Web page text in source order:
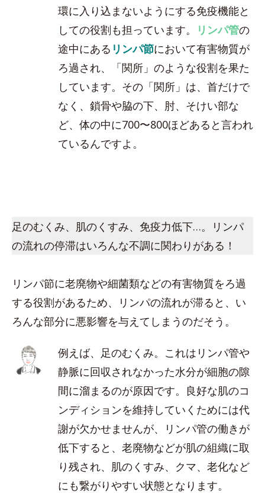
環に入り込まないようにする免疫機能と
しての役割も担っています。
リンパ管の
途中にある リンパ節において有害物質が
ろ過され、「関所」のような役割を果た
しています。その「関所」は、首だけで
なく、鎖骨や脇の下、肘、そけい部な
ど、体の中に700〜800ほどあると言われ
ているんですよ。
足のむくみ、肌のくすみ、免疫力低下…。リンパ
の流れの停滞はいろんな不調に関わりがある！
リンパ節に老廃物や細菌類などの有害物質をろ過
する役割があるため、リンパの流れが滞ると、い
ろんな部分に悪影響を与えてしまうのだそう。
例えば、足のむくみ。これはリンパ管や
静脈に回収されなかった水分が細胞の隙
間に溜まるのが原因です。良好な肌のコ
ンディションを維持していくためには代
謝が欠かせませんが、リンパ管の働きが
低下すると、老廃物などが肌の組織に取
り残され、肌のくすみ、クマ、老化など
にも繋がりやすい状態となります。